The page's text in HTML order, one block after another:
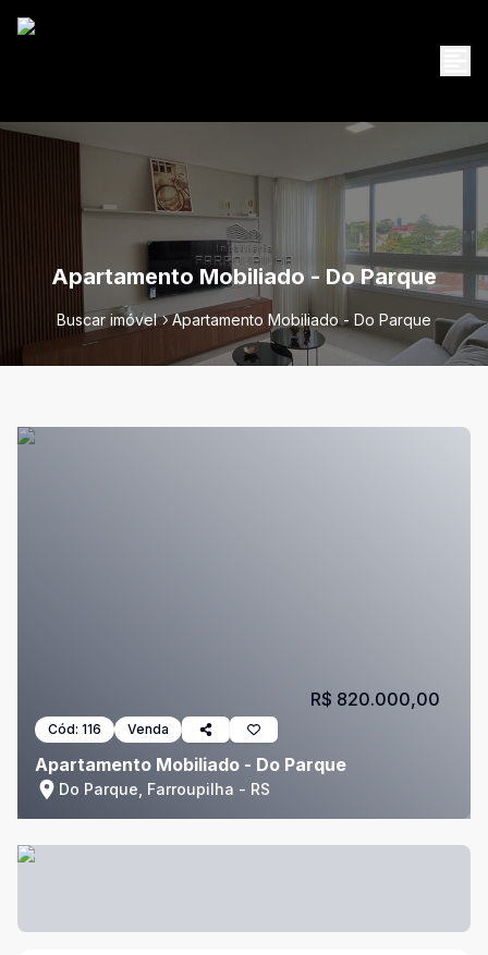
Apartamento Mobiliado - Do Parque
Buscar imóvel Apartamento Mobiliado - Do Parque
Cód: 116 Venda
Apartamento Mobiliado - Do Parque
Do Parque, Farroupilha - RS
R$ 820.000,00